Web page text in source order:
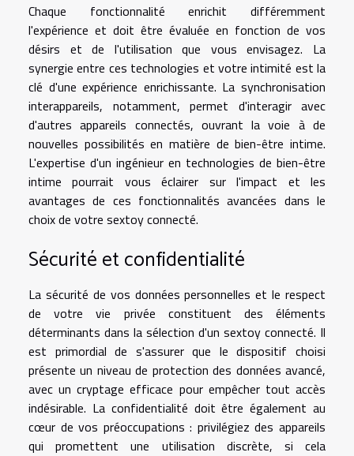
Chaque fonctionnalité enrichit différemment
l'expérience et doit être évaluée en fonction de vos
désirs et de l'utilisation que vous envisagez. La
synergie entre ces technologies et votre intimité est la
clé d'une expérience enrichissante. La synchronisation
interappareils, notamment, permet d'interagir avec
d'autres appareils connectés, ouvrant la voie à de
nouvelles possibilités en matière de bien-être intime.
L'expertise d'un ingénieur en technologies de bien-être
intime pourrait vous éclairer sur l'impact et les
avantages de ces fonctionnalités avancées dans le
choix de votre sextoy connecté.
Sécurité et confidentialité
La sécurité de vos données personnelles et le respect
de votre vie privée constituent des éléments
déterminants dans la sélection d'un sextoy connecté. Il
est primordial de s'assurer que le dispositif choisi
présente un niveau de protection des données avancé,
avec un cryptage efficace pour empêcher tout accès
indésirable. La confidentialité doit être également au
cœur de vos préoccupations : privilégiez des appareils
qui promettent une utilisation discrète, si cela